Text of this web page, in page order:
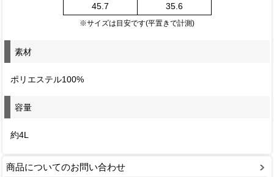
45.7
35.6
※サイズは目安です(平置きで計測)
素材
ポリエステル100%
容量
約4L
商品についてのお問い合わせ